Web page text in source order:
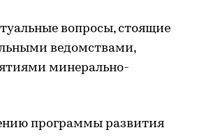
вопросы, стоящие
ведомствами,
минерально-
программы развития